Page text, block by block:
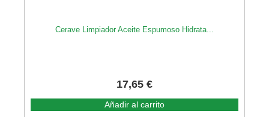
Cerave Limpiador Aceite Espumoso Hidrata...
17,65 €
Añadir al carrito